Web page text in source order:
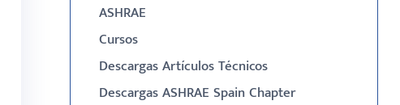
ASHRAE
Cursos
Descargas Artículos Técnicos
Descargas ASHRAE Spain Chapter